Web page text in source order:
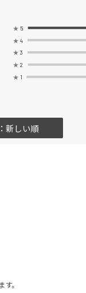
★ 5
★ 4
★ 3
★ 2
★ 1
新しい順
。